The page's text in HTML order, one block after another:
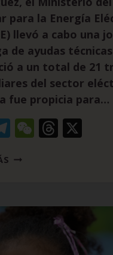
para la Energía
llevó a cabo una
de ayudas
a un total de 21
del sector
fue propicia para…
Telegram
WeChat